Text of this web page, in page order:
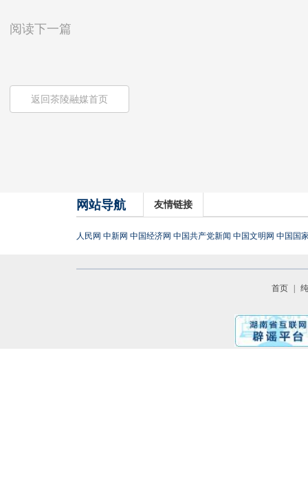
阅读下一篇
返回茶陵融媒首页
网站导航 友情链接
人民网 中新网 中国经济网 中国共产党新闻 中国文明网 中国国
首页